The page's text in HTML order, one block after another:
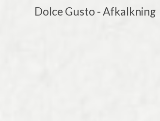
Dolce Gusto - Afkalkning